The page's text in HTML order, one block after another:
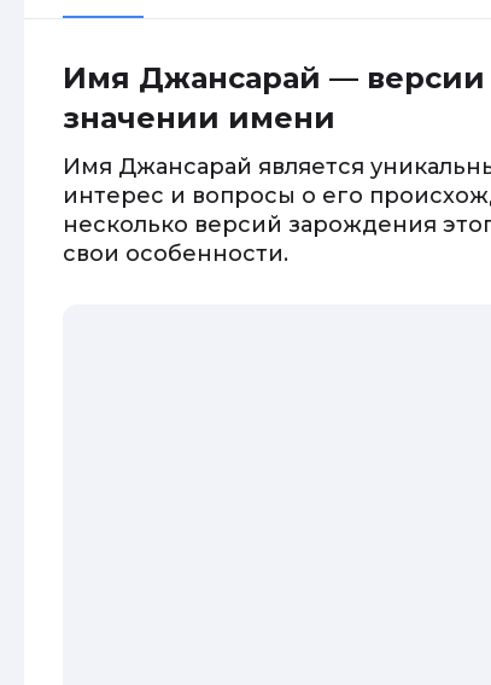
Имя Джансарай —
значении имени
Имя Джансарай является
интерес и вопросы о его
несколько версий зарождения
свои особенности.